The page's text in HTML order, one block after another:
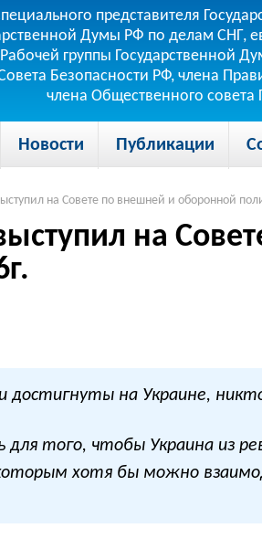
представителя
Думы РФ по делам СНГ,
группы
Безопасности РФ, члена
члена Общественного совета
Новости Публикации
на Совете по внешней и оборонной
на
достигнуты на Украине,
того, чтобы Украина из
хотя бы можно